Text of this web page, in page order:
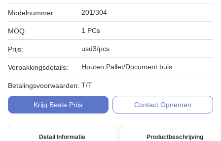
Modelnummer: 201/304
MOQ: 1 PCs
Prijs: usd3/pcs
Verpakkingsdetails: Houten Pallet/Document buis
Betalingsvoorwaarden: T/T
Krijg Beste Prijs Contact Opnemen
Detail Informatie Productbeschrijving